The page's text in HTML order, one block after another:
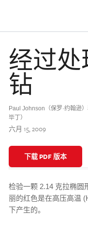
经过
钻
Paul Johnson（保罗·约翰逊
毕丁）
六月 15, 2009
下载 PDF 版本
检验一颗 2.14 克拉椭圆
丽的红色是在高压高温
下产生的。